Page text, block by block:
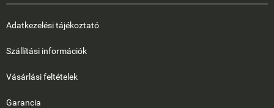
Adatkezelési tájékoztató
Szállítási információk
Vásárlási feltételek
Garancia